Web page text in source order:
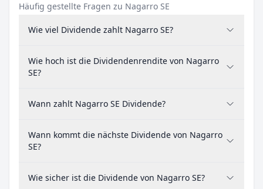
Häufig gestellte Fragen zu Nagarro SE
Wie viel Dividende zahlt Nagarro SE?
Wie hoch ist die Dividendenrendite von Nagarro
SE?
Wann zahlt Nagarro SE Dividende?
Wann kommt die nächste Dividende von Nagarro
SE?
Wie sicher ist die Dividende von Nagarro SE?